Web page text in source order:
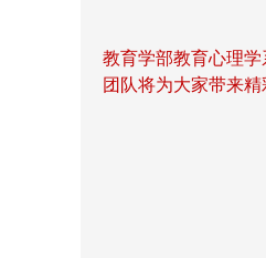
教育学部教育心理
团队将为大家带来